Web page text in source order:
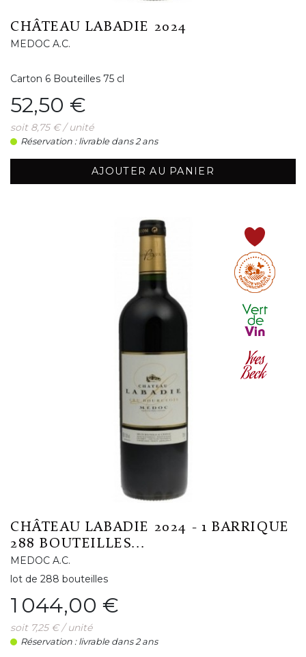
CHÂTEAU LABADIE 2024
MEDOC A.C.
Carton 6 Bouteilles 75 cl
Prix
52,50 €
soit 8,75 € / unité
Réservation : livrable dans 2 ans
AJOUTER AU PANIER
CHÂTEAU LABADIE 2024 - 1 BARRIQUE
288 BOUTEILLES...
MEDOC A.C.
lot de 288 bouteilles
Prix
1 044,00 €
soit 7,25 € / unité
Réservation : livrable dans 2 ans